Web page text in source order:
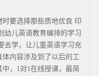
要选择那些质地优良 印
幼儿英语教育编排的学习
去学，让儿童英语学习充
内容涉及到了以后的工
，1对1在线授课，最简